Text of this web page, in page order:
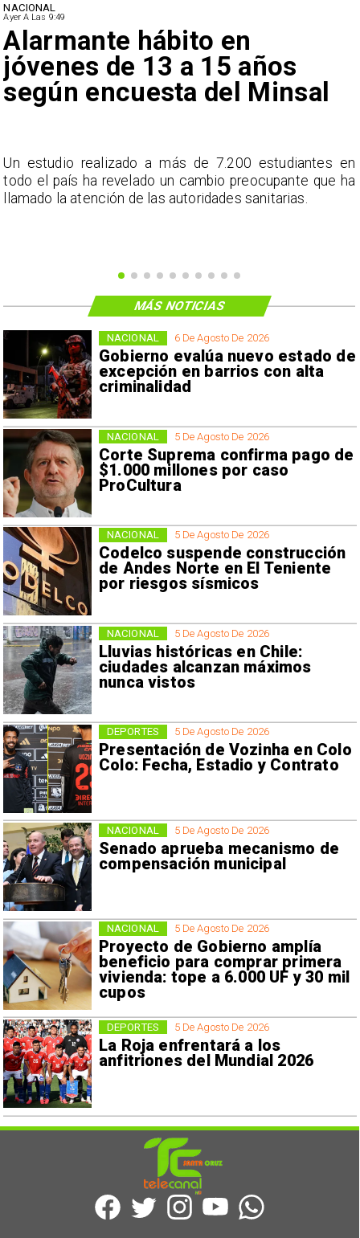
NACIONAL
Ayer A Las 9:49
Alarmante hábito en
jóvenes de 13 a 15 años
según encuesta del Minsal
Un estudio realizado a más de 7.200 estudiantes en
todo el país ha revelado un cambio preocupante que ha
llamado la atención de las autoridades sanitarias.
6 De Agosto De 2026
Gobierno evalúa nuevo estado de
excepción en barrios con alta
criminalidad
NACIONAL
5 De Agosto De 2026
Corte Suprema confirma pago de
$1.000 millones por caso
ProCultura
NACIONAL
5 De Agosto De 2026
Codelco suspende construcción
de Andes Norte en El Teniente
por riesgos sísmicos
NACIONAL
5 De Agosto De 2026
Lluvias históricas en Chile:
ciudades alcanzan máximos
nunca vistos
NACIONAL
5 De Agosto De 2026
Presentación de Vozinha en Colo
Colo: Fecha, Estadio y Contrato
DEPORTES
5 De Agosto De 2026
Senado aprueba mecanismo de
compensación municipal
NACIONAL
5 De Agosto De 2026
Proyecto de Gobierno amplía
beneficio para comprar primera
vivienda: tope a 6.000 UF y 30 mil
cupos
NACIONAL
5 De Agosto De 2026
La Roja enfrentará a los
anfitriones del Mundial 2026
DEPORTES
MÁS NOTICIAS